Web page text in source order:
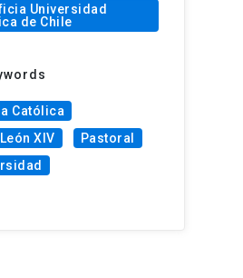
Universidad
de Chile
Católica
XIV
Pastoral